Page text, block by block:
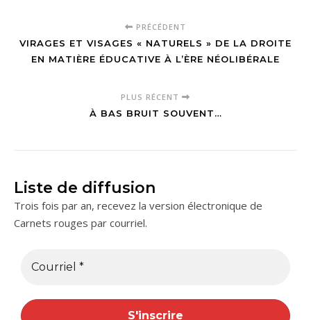
PRÉCÉDENT
VIRAGES ET VISAGES « NATURELS » DE LA DROITE
EN MATIÈRE ÉDUCATIVE À L’ÈRE NÉOLIBÉRALE
PLUS RÉCENT
À BAS BRUIT SOUVENT…
Liste de diffusion
Trois fois par an, recevez la version électronique de
Carnets rouges par courriel.